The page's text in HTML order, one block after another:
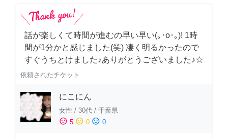
話が楽しくて時間が進むの早い早い(｡･о･｡)! 1時
間が1分かと感じました(笑) 凄く明るかったので
すぐうちとけました♪ありがとうございました♪☆
依頼されたチケット
にこにん
女性 / 30代 / 千葉県
sentiment_satisfied 5 sentiment_neutral 0 sentiment_dissatisfied 0